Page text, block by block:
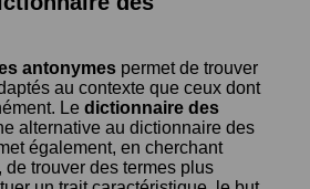
antonymes permet de trouver
au contexte que ceux dont
Le dictionnaire des
alternative au dictionnaire des
également, en cherchant
de trouver des termes plus